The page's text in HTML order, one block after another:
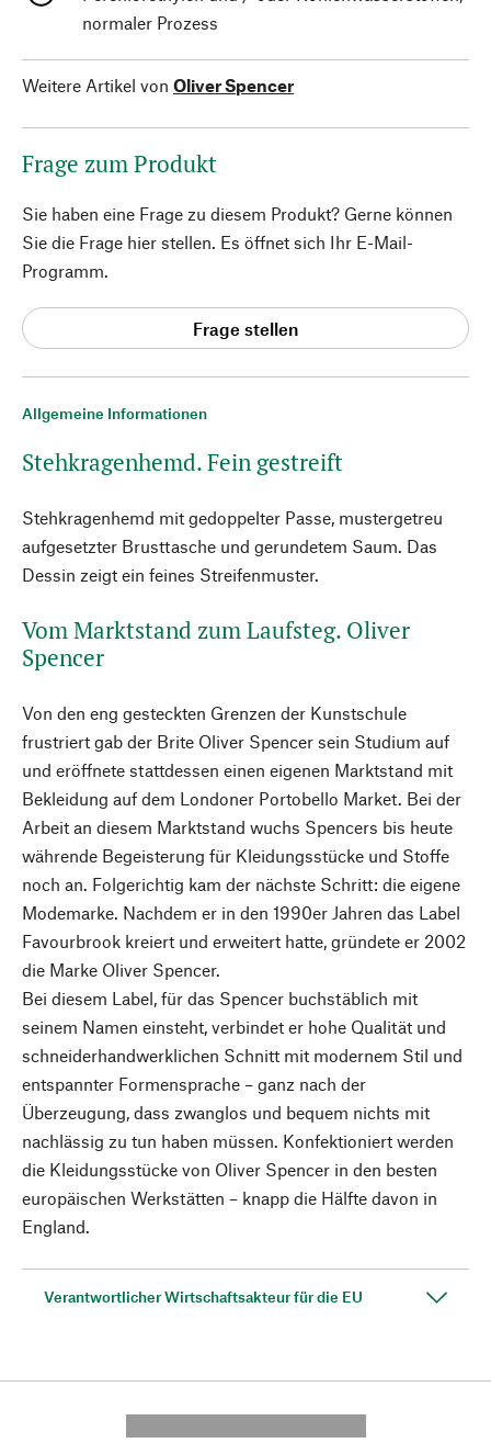
Allgemeine Informationen
Stehkragenhemd. Fein gestreift
Stehkragenhemd mit gedoppelter Passe, mustergetreu
aufgesetzter Brusttasche und gerundetem Saum. Das
Dessin zeigt ein feines Streifenmuster.
Vom Marktstand zum Laufsteg. Oliver
Spencer
Von den eng gesteckten Grenzen der Kunstschule
frustriert gab der Brite Oliver Spencer sein Studium auf
und eröffnete stattdessen einen eigenen Marktstand mit
Bekleidung auf dem Londoner Portobello Market. Bei der
Arbeit an diesem Marktstand wuchs Spencers bis heute
währende Begeisterung für Kleidungsstücke und Stoffe
noch an. Folgerichtig kam der nächste Schritt: die eigene
Modemarke. Nachdem er in den 1990er Jahren das Label
Favourbrook kreiert und erweitert hatte, gründete er 2002
die Marke Oliver Spencer.
Bei diesem Label, für das Spencer buchstäblich mit
seinem Namen einsteht, verbindet er hohe Qualität und
schneiderhandwerklichen Schnitt mit modernem Stil und
entspannter Formensprache – ganz nach der
Überzeugung, dass zwanglos und bequem nichts mit
nachlässig zu tun haben müssen. Konfektioniert werden
die Kleidungsstücke von Oliver Spencer in den besten
europäischen Werkstätten – knapp die Hälfte davon in
England.
Verantwortlicher Wirtschaftsakteur für die EU
normaler Prozess
Weitere Artikel von Oliver Spencer
Frage zum Produkt
Sie haben eine Frage zu diesem Produkt? Gerne können
Sie die Frage hier stellen. Es öffnet sich Ihr E-Mail-
Programm.
Frage stellen